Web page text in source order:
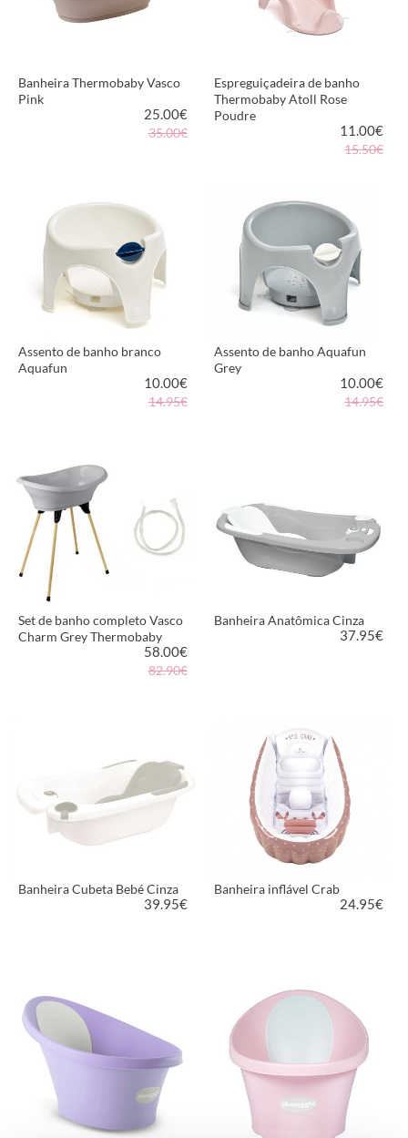
Banheira Thermobaby Vasco
Pink
25.00€
35.00€
Espreguiçadeira de banho
Thermobaby Atoll Rose
Poudre
11.00€
15.50€
Assento de banho branco
Aquafun
10.00€
14.95€
Assento de banho Aquafun
Grey
10.00€
14.95€
Set de banho completo Vasco
Charm Grey Thermobaby
58.00€
82.90€
Banheira Anatômica Cinza
37.95€
Banheira Cubeta Bebé Cinza
39.95€
VER PRODUTO
Banheira inflável Crab
24.95€
VER PRODUTO